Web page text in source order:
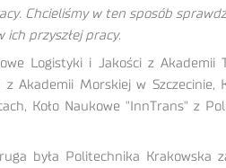
Chcieliśmy w ten sposób
ich przyszłej pracy.
Logistyki i Jakości z
Morskiej w Szczecinie,
Koło Naukowe "InnTrans" z
była Politechnika